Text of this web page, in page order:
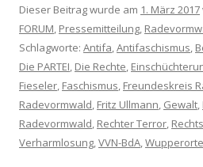
Dieser Beitrag wurde am 1. März 2017
FORUM, Pressemitteilung,
Schlagworte: Antifa,Antifaschismus,
Die PARTEI, Die Rechte,
Fieseler, Faschismus, Freundeskreis
Radevormwald, Fritz Ullmann, Gewalt,
Radevormwald, Rechter Terror,
Verharmlosung,VVN-BdA,Wupperorte